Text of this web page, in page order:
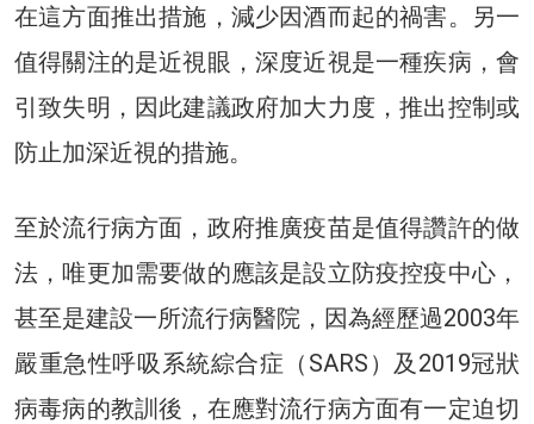
在這方面推出措施，減少因酒而起的禍害。另一
值得關注的是近視眼，深度近視是一種疾病，會
引致失明，因此建議政府加大力度，推出控制或
防止加深近視的措施。
至於流行病方面，政府推廣疫苗是值得讚許的做
法，唯更加需要做的應該是設立防疫控疫中心，
甚至是建設一所流行病醫院，因為經歷過2003年
嚴重急性呼吸系統綜合症（SARS）及2019冠狀
病毒病的教訓後，在應對流行病方面有一定迫切